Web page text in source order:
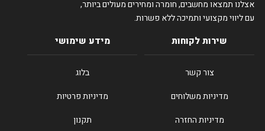
אצלנו תמצאו מחשבים, חומרה ומחירים מעולים ביותר,
עם ליווי מקצועי ותמיכה ללא פשרות.
שירות לקוחות
צור קשר
מדיניות משלוחים
מדיניות החזרה
מידע שימושי
בלוג
מדיניות פרטיות
תקנון